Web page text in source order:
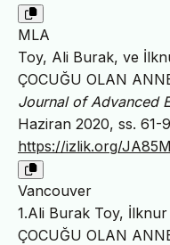
MLA
Toy, Ali Burak, ve
ÇOCUĞU OLAN
Journal of Advanced
Haziran 2020, ss. 61-
https://izlik.org/
Vancouver
1.Ali Burak Toy, İlknur
ÇOCUĞU OLAN